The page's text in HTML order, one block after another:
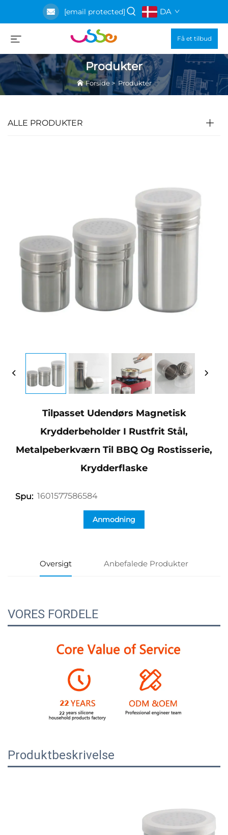
[email protected] DA
Få et tilbud
Produkter
Forside >Produkter
ALLE PRODUKTER
Tilpasset Udendørs Magnetisk
Krydderbeholder I Rustfrit Stål,
Metalpeberkværn Til BBQ Og Rostisserie,
Krydderflaske
Spu: 1601577586584
Anmodning
Oversigt Anbefalede Produkter
VORES FORDELE
Produktbeskrivelse